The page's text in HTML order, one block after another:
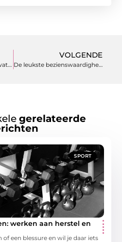
Een 3-fase spanningsrail: wat is het en waarom is het een goede keuze?
VOLGENDE
De leukste bezienswaardigheden om met de auto te bezoeken in Faro
gerelateerde
SPORT
werken aan herstel en
een blessure en wil je daar iets